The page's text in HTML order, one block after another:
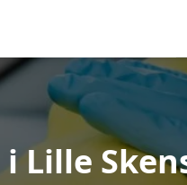
Lille